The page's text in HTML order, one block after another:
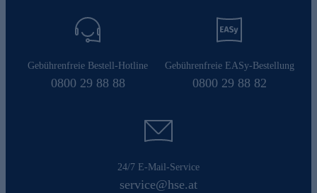
Gebührenfreie Bestell-Hotline
0800 29 88 88
Gebührenfreie EASy-Bestellung
0800 29 88 82
24/7 E-Mail-Service
service@hse.at